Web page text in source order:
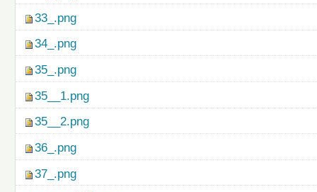
33_.png
34_.png
35_.png
35__1.png
35__2.png
36_.png
37_.png